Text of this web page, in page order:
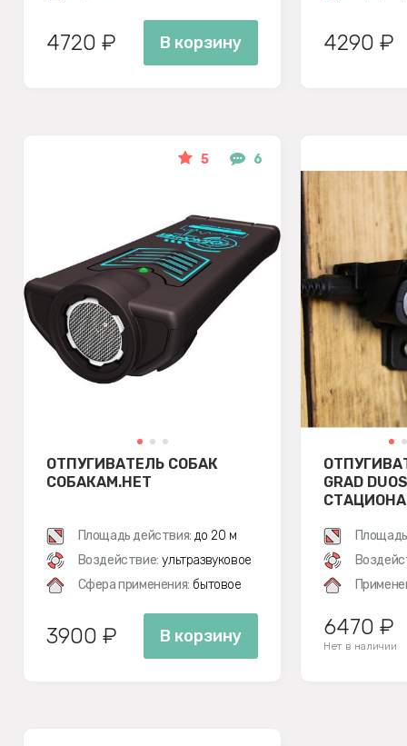
4720 ₽ В корзину 4290 ₽
5 6
ОТПУГИВАТЕЛЬ СОБАК
СОБАКАМ.НЕТ
Площадь действия: до 20 м
Воздействие: ультразвуковое
Сфера применения: бытовое
3900 ₽ В корзину
GRAD
6470 ₽
Нет в наличии